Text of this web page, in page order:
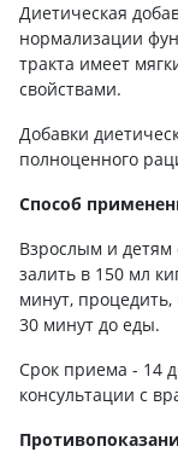
Диетическая
нормализации
тракта имеет
свойствами.
Добавки
полноценного
Способ
Взрослым и детям
залить в 150 мл
минут,
30 минут до еды.
Срок приема - 14
консультации с